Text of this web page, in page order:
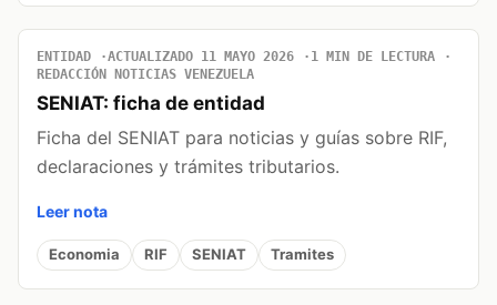
ENTIDAD ACTUALIZADO 11 MAYO 2026
1 MIN DE LECTURA
REDACCIÓN NOTICIAS VENEZUELA
SENIAT: ficha de entidad
Ficha del SENIAT para noticias y guías sobre RIF,
declaraciones y trámites tributarios.
Leer nota
Economia RIF SENIAT Tramites